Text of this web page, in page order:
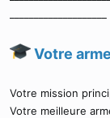
Votre
Votre mission
Votre meilleure